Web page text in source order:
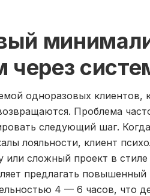
одноразовых клиентов,
Проблема
следующий шаг.
лояльности, клиент
сложный проект в
предлагать
4 — 6 часов, что